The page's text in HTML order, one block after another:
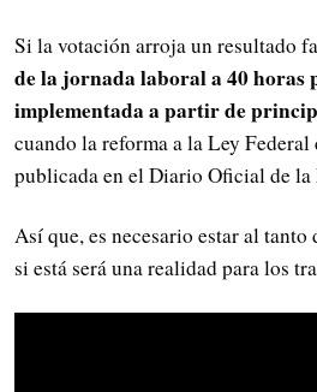
Si la votación arroja un resultado
de la jornada laboral a 40 horas
implementada a partir de
cuando la reforma a la Ley
publicada en el Diario Oficial de la
Así que, es necesario estar al
si está será una realidad para los